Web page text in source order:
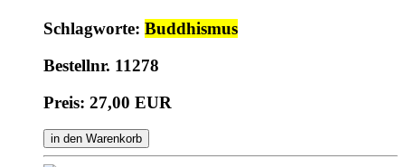
Schlagworte: Buddhismus
Bestellnr. 11278
Preis: 27,00 EUR
in den Warenkorb